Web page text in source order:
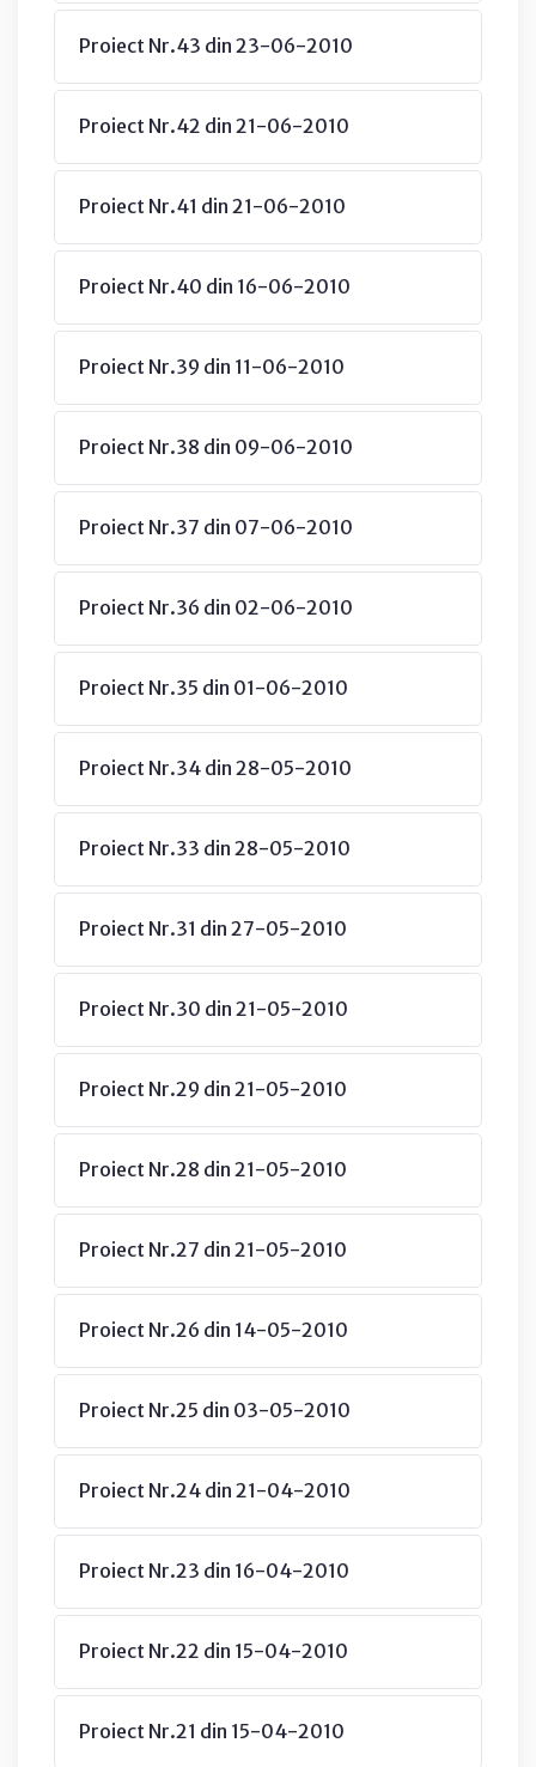
Proiect Nr.43 din 23-06-2010
Proiect Nr.42 din 21-06-2010
Proiect Nr.41 din 21-06-2010
Proiect Nr.40 din 16-06-2010
Proiect Nr.39 din 11-06-2010
Proiect Nr.38 din 09-06-2010
Proiect Nr.37 din 07-06-2010
Proiect Nr.36 din 02-06-2010
Proiect Nr.35 din 01-06-2010
Proiect Nr.34 din 28-05-2010
Proiect Nr.33 din 28-05-2010
Proiect Nr.31 din 27-05-2010
Proiect Nr.30 din 21-05-2010
Proiect Nr.29 din 21-05-2010
Proiect Nr.28 din 21-05-2010
Proiect Nr.27 din 21-05-2010
Proiect Nr.26 din 14-05-2010
Proiect Nr.25 din 03-05-2010
Proiect Nr.24 din 21-04-2010
Proiect Nr.23 din 16-04-2010
Proiect Nr.22 din 15-04-2010
Proiect Nr.21 din 15-04-2010